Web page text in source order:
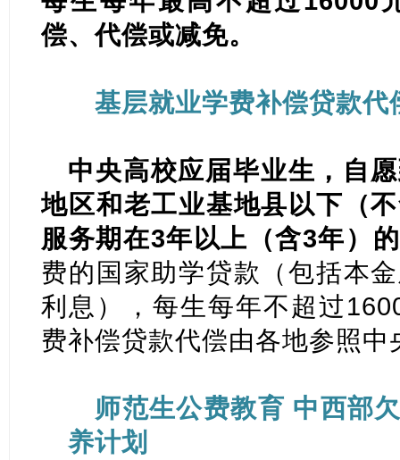
偿、代偿或减免。
基层就业学费补偿贷款代
中央高校应届毕业生，自
地区和老工业基地县以下（
服务期在3年以上（含3年）的
费的国家助学贷款（包括本
利息），每生每年不超过
费补偿贷款代偿由各地参照
师范生公费教育 中西部
养计划